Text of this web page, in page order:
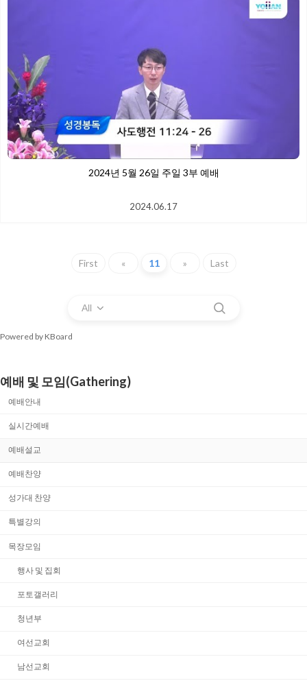
2024년 5월 26일 주일 3부 예배
2024.06.17
First « 11 » Last
All
Powered by KBoard
예배 및 모임(Gathering)
예배안내
실시간예배
예배설교
예배찬양
성가대 찬양
특별강의
목장모임
행사 및 집회
포토갤러리
청년부
여선교회
남선교회